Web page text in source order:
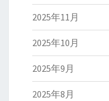
2025年11月
2025年10月
2025年9月
2025年8月